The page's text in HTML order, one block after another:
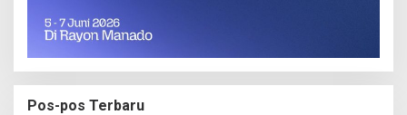
Pos-pos Terbaru